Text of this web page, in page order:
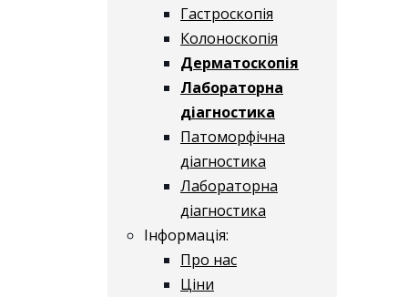
Гастроскопія
Колоноскопія
Дерматоскопія
Лабораторна
діагностика
Патоморфічна
діагностика
Лабораторна
діагностика
Інформація:
Про нас
Ціни